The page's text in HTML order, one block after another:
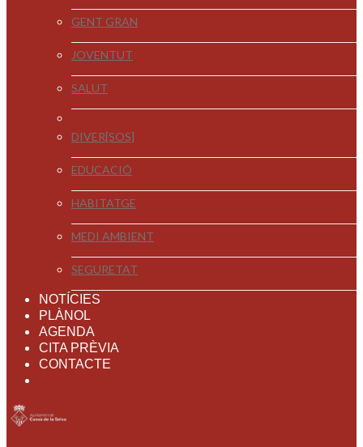
GENT GRAN
JOVENTUT
SALUT
DIVER[SOS]
EDUCACIÓ
HABITATGE
MEDI AMBIENT
SEGURETAT
NOTÍCIES
PLÀNOL
AGENDA
CITA PRÈVIA
CONTACTE